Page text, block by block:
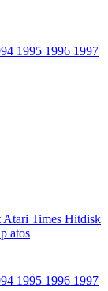
1995 1996 1997
Atari Times Hitdisk
atos
1995 1996 1997